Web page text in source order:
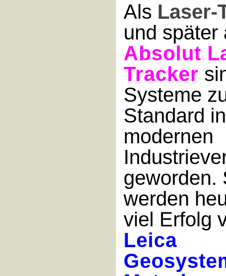
Als Laser-
und später
Absolut
Tracker
Systeme
Standard
modernen
geworden.
werden
viel Erfolg
Leica